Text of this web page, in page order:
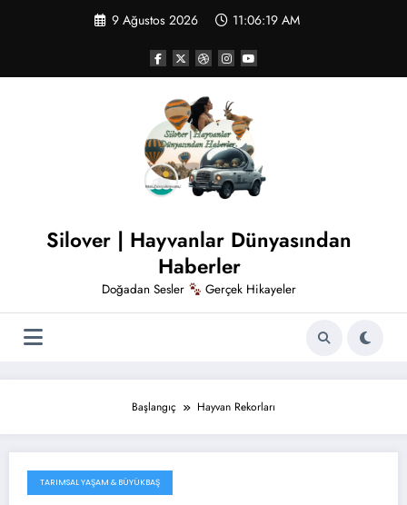
9 Ağustos 2026 11:06:20 AM
Silover | Hayvanlar Dünyasından
Haberler
Doğadan Sesler Gerçek Hikayeler
Başlangıç Hayvan Rekorları
29 Aralık 2025
TARIMSAL YAŞAM & BÜYÜKBAŞ